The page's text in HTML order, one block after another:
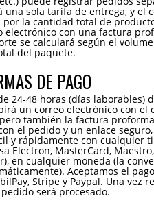
una sola tarifa de entrega, y el
por la cantidad total de
electrónico con una factura
se calculará según el
del paquete.
DE PAGO
24-48 horas (días laborables)
un correo electrónico con el
también la factura
el pedido y un enlace
y rápidamente con cualquier
Electron, MasterCard,
en cualquier moneda (la
Aceptamos el
Stripe y Paypal. Una vez
será procesado.